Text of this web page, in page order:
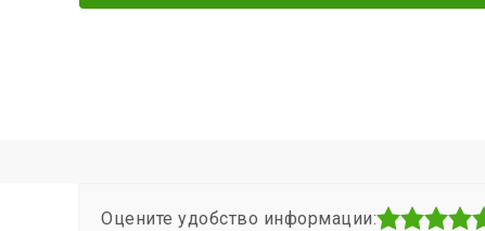
Оцените удобство информации: